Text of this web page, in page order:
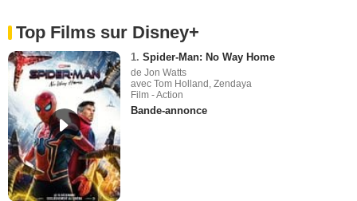
Top Films sur Disney+
1. Spider-Man: No Way Home
de Jon Watts
avec Tom Holland, Zendaya
Film - Action
Bande-annonce